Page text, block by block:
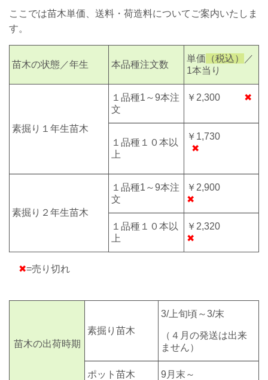
ここでは苗木単価、送料・荷造料についてご案内いたしま
す。
苗木の状態／年生 本品種注文数
単価 （税込）
／
1本当り
素掘り １年生苗木
１品種1～9本注
文
￥2,300 ✖
１品種１０本以
上
￥1,730
✖
素掘り２年生苗木
１品種1～9本注
文
￥2,900
✖
１品種１０本以
上
￥2,320
✖
✖=売り切れ
苗木の出荷時期
素掘り苗木
3/上旬頃～3/末
（４月の発送は出来
ません）
ポット苗木 9月末～